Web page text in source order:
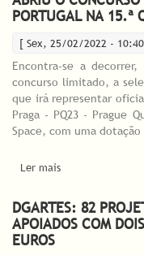
PORTUGAL NA 15.ª
[ Sex, 25/02/2022 -
Encontra-se a
concurso limitado, a
que irá representar
Praga - PQ23 - Prague
Space, com uma
Ler mais
DGARTES: 82
APOIADOS COM
EUROS